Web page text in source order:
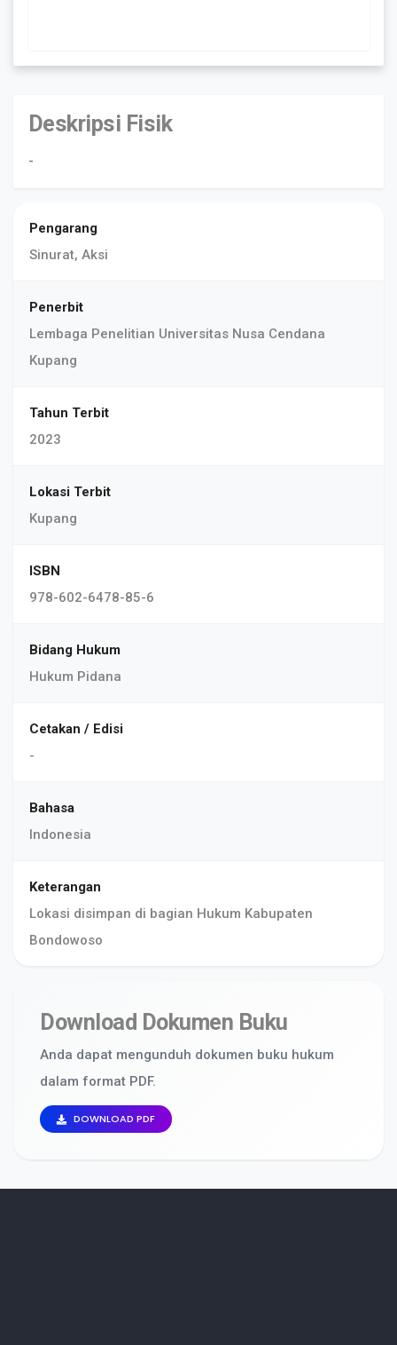
Deskripsi Fisik
-
Pengarang
Sinurat, Aksi
Penerbit
Lembaga Penelitian Universitas Nusa Cendana
Kupang
Tahun Terbit
2023
Lokasi Terbit
Kupang
ISBN
978-602-6478-85-6
Bidang Hukum
Hukum Pidana
Cetakan / Edisi
-
Bahasa
Indonesia
Keterangan
Lokasi disimpan di bagian Hukum Kabupaten
Bondowoso
Download Dokumen Buku
Anda dapat mengunduh dokumen buku hukum
dalam format PDF.
DOWNLOAD PDF